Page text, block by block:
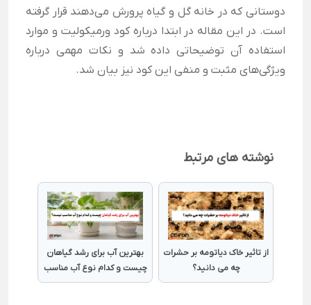
دوستانی که در خانه گل و گیاه پرورش می‌دهند قرار گرفته
است. در این مقاله در ابتدا درباره کود ورمیکولیت و موارد
استفاده آن توضیحاتی داده شد و نکات مهمی درباره
ویژگی‌های مثبت و منفی این کود نیز بیان شد.
نوشته های مرتبط
از تاثیر خاک دیاتومه بر حشرات
چه می دانید؟
بهترین آب برای رشد گیاهان
چیست و کدام نوع آب مناسب
نیست؟